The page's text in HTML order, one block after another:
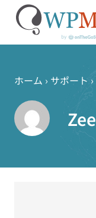
ッ
ホーム › サポート ›
Zee